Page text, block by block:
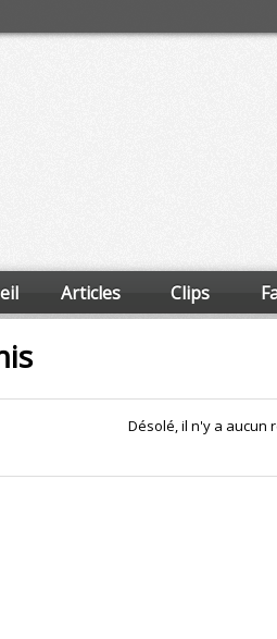
Articles Clips
Désolé, il n'y a aucun